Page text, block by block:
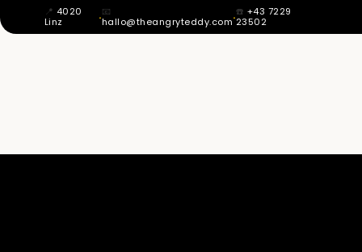
📍 4020
Linz
·📧
hallo@theangryteddy.com·☎️ +43 7229
23502